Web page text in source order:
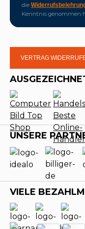
die
Kenntnis genommen
VERTRAG
UNSERE
VIELE